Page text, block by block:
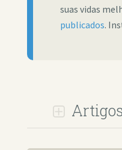
suas vidas
publicados.